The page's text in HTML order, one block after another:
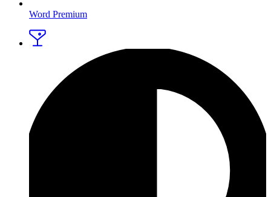
Word Premium